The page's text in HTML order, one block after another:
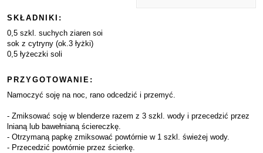
SKŁADNIKI:
0,5 szkl. suchych ziaren soi
sok z cytryny (ok.3 łyżki)
0,5 łyżeczki soli
PRZYGOTOWANIE:
Namoczyć soję na noc, rano odcedzić i przemyć.
- Zmiksować soję w blenderze razem z 3 szkl. wody i przecedzić przez
lnianą lub bawełnianą ściereczkę.
- Otrzymaną papkę zmiksować powtórnie w 1 szkl. świeżej wody.
- Przecedzić powtórnie przez ścierkę.